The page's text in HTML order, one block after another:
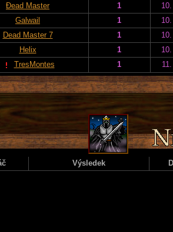
Đead Master 1
Galwail 1
Dead Master 7 1
Helix 1
TresMontes 1
Výsledek